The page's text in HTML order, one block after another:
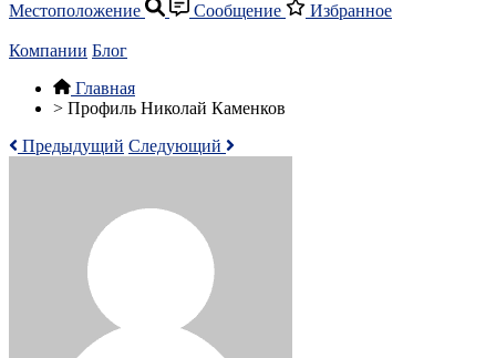
Местоположение
Сообщение Избранное
Компании Блог
Главная
> Профиль Николай Каменков
Предыдущий Следующий